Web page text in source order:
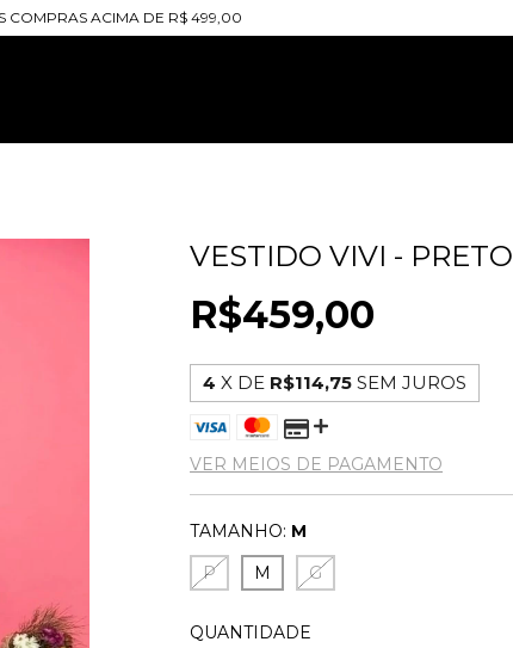
COMPRAS ACIMA DE R$ 499,00
VESTIDO VIVI - PRETO
R$459,00
4 X DE R$114,75 SEM JUROS
VER MEIOS DE PAGAMENTO
TAMANHO: M
P
M G
QUANTIDADE